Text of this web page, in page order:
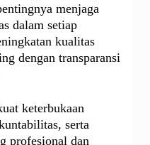
menjaga
dalam setiap
kualitas
dengan transparansi
keterbukaan
serta
profesional dan